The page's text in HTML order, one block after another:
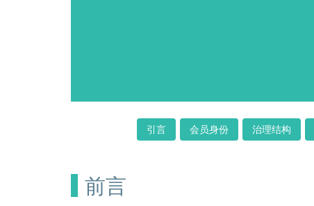
引言 会员身份 治理结构
前言